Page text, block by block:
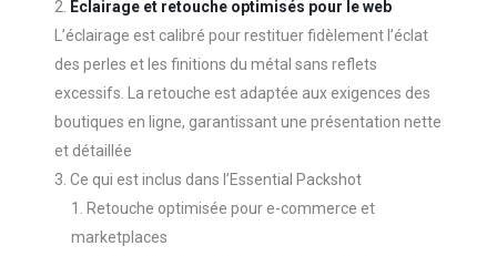
Éclairage et retouche optimisés pour le web
L’éclairage est calibré pour restituer fidèlement l’éclat
des perles et les finitions du métal sans reflets
excessifs. La retouche est adaptée aux exigences des
boutiques en ligne, garantissant une présentation nette
et détaillée
Ce qui est inclus dans l’Essential Packshot
Retouche optimisée pour e-commerce et
marketplaces